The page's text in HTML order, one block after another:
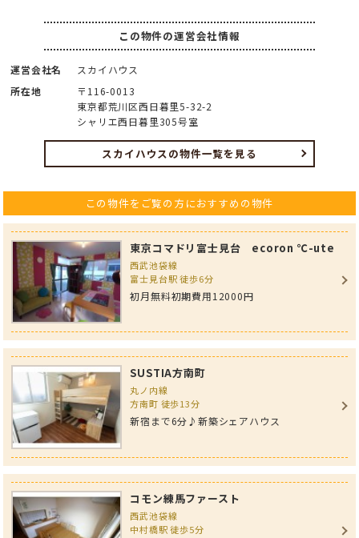
この物件の運営会社情報
運営会社名
スカイハウス
所在地
〒116-0013
東京都荒川区西日暮里5-32-2
シャリエ西日暮里305号室
スカイハウスの物件一覧を見る
この物件をご覧の方におすすめの物件
東京コマドリ富士見台 ecoron ℃-ute
西武池袋線
富士見台駅 徒歩6分
初月無料初期費用12000円
SUSTIA方南町
丸ノ内線
方南町 徒歩13分
新宿まで6分♪新築シェアハウス
コモン練馬ファースト
西武池袋線
中村橋駅 徒歩5分